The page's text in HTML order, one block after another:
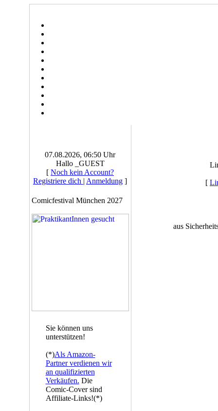
07.08.2026, 06:50 Uhr
Hallo _GUEST
[ Noch kein Account?
Registriere dich | Anmeldung ]
Comicfestival München 2027
Sie können uns
unterstützen!
(*)Als Amazon-
Partner verdienen wir
an qualifizierten
Verkäufen. Die
Comic-Cover sind
Affiliate-Links!(*)
[
aus